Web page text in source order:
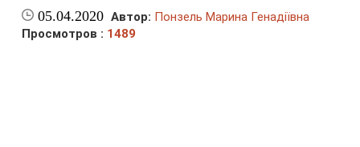
05.04.2020 Автор: Понзель Марина Генадіївна
Просмотров : 1489